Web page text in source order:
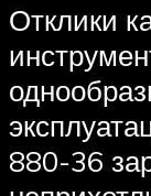
Отклики
880-36